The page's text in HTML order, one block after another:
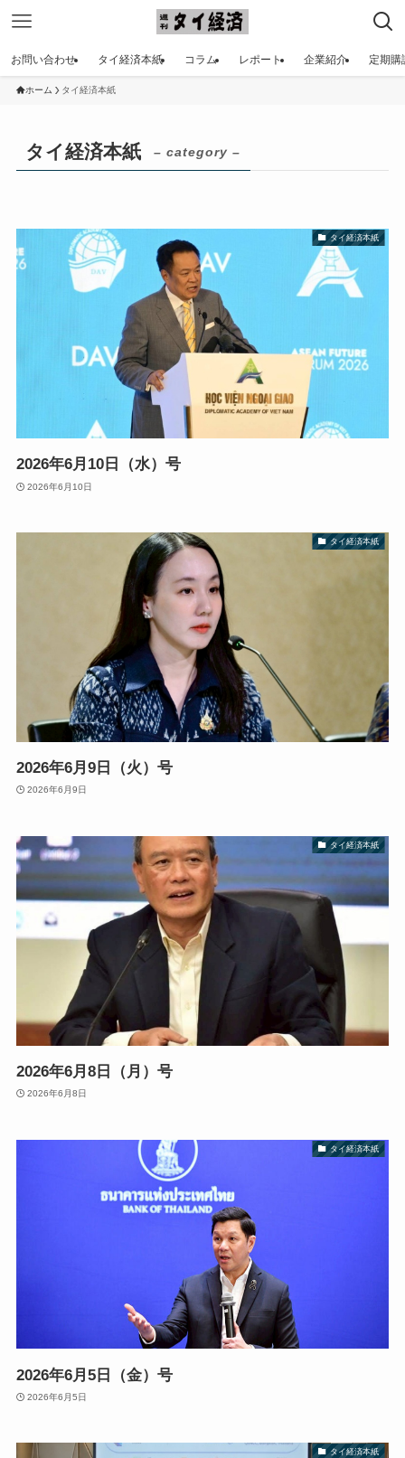
お問い合わせ タイ経済本紙 コラム レポート 企業紹介 定期購
ホーム タイ経済本紙
タイ経済本紙 – category –
タイ経済本紙
2026年6月10日（水）号
2026年6月10日
タイ経済本紙
2026年6月9日（火）号
2026年6月9日
タイ経済本紙
2026年6月8日（月）号
2026年6月8日
タイ経済本紙
2026年6月5日（金）号
2026年6月5日
タイ経済本紙